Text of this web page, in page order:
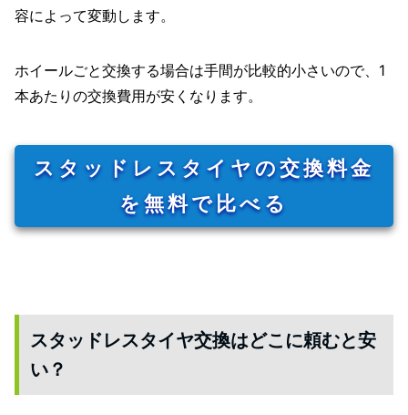
容によって変動します。
ホイールごと交換する場合は手間が比較的小さいので、1
本あたりの交換費用が安くなります。
スタッドレスタイヤの交換料金
を無料で比べる
スタッドレスタイヤ交換はどこに頼むと安
い？